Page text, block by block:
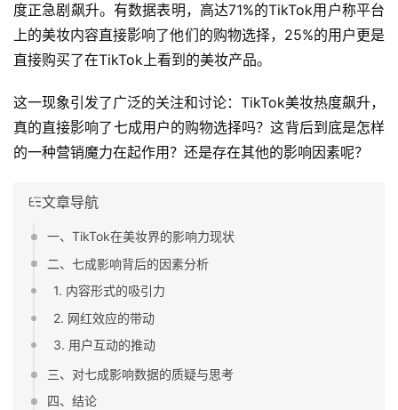
度正急剧飙升。有数据表明，高达71%的TikTok用户称平台
上的美妆内容直接影响了他们的购物选择，25%的用户更是
直接购买了在TikTok上看到的美妆产品。
这一现象引发了广泛的关注和讨论：TikTok美妆热度飙升，
真的直接影响了七成用户的购物选择吗？这背后到底是怎样
的一种营销魔力在起作用？还是存在其他的影响因素呢？
文章导航
一、TikTok在美妆界的影响力现状
二、七成影响背后的因素分析
1. 内容形式的吸引力
2. 网红效应的带动
3. 用户互动的推动
三、对七成影响数据的质疑与思考
四、结论